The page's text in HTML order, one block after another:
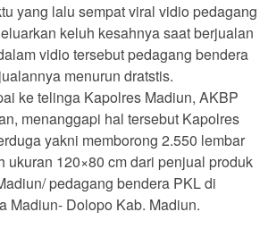
yang lalu sempat viral vidio pedagang
keluh kesahnya saat berjualan
vidio tersebut pedagang bendera
menurun dratstis.
ke telinga Kapolres Madiun, AKBP
menanggapi hal tersebut Kapolres
yakni memborong 2.550 lembar
ukuran 120×80 cm dari penjual produk
pedagang bendera PKL di
Madiun- Dolopo Kab. Madiun.